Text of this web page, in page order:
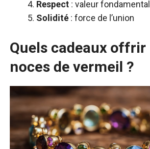
Respect : valeur
Solidité : force de l’union
Quels cadeaux offrir
noces de vermeil ?